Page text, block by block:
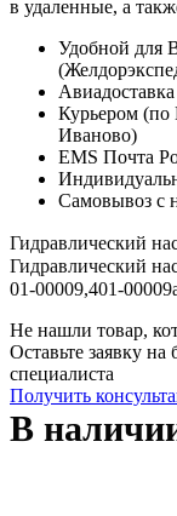
в удаленные, а
Удобной для
Авиадоставка
Курьером (по
Иваново)
EMS Почта
Самовывоз с
Гидравлический
Гидравлический
01-00009,401-
Не нашли товар,
Оставьте заявку
специалиста
Получить
В